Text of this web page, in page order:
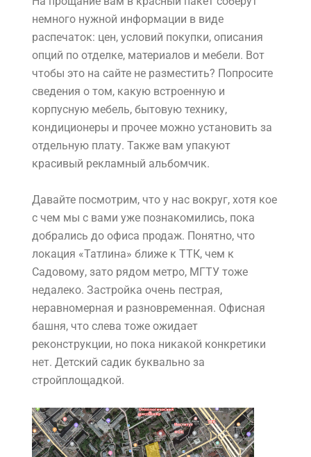
немного нужной информации в виде
распечаток: цен, условий покупки, описания
опций по отделке, материалов и мебели. Вот
чтобы это на сайте не разместить? Попросите
сведения о том, какую встроенную и
корпусную мебель, бытовую технику,
кондиционеры и прочее можно установить за
отдельную плату. Также вам упакуют
красивый рекламный альбомчик.
Давайте посмотрим, что у нас вокруг, хотя кое
с чем мы с вами уже познакомились, пока
добрались до офиса продаж. Понятно, что
локация «Татлина» ближе к ТТК, чем к
Садовому, зато рядом метро, МГТУ тоже
недалеко. Застройка очень пестрая,
неравномерная и разновременная. Офисная
башня, что слева тоже ожидает
реконструкции, но пока никакой конкретики
нет. Детский садик буквально за
стройплощадкой.